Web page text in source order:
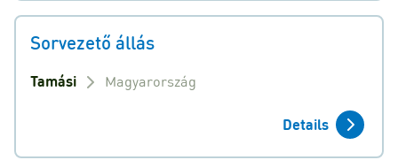
Sorvezető állás
Tamási Magyarország
Details